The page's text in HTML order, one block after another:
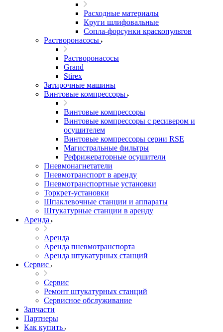
Расходные материалы
Круги шлифовальные
Сопла-форсунки краскопультов
Растворонасосы
Растворонасосы
Grand
Stirex
Затирочные машины
Винтовые компрессоры
Винтовые компрессоры
Винтовые компрессоры с ресивером и
осушителем
Винтовые компрессоры серии RSE
Магистральные фильтры
Рефрижераторные осушители
Пневмонагнетатели
Пневмотранспорт в аренду
Пневмотранспортные установки
Торкрет-установки
Шпаклевочные станции и аппараты
Штукатурные станции в аренду
Аренда
Аренда
Аренда пневмотранспорта
Аренда штукатурных станций
Сервис
Сервис
Ремонт штукатурных станций
Сервисное обслуживание
Запчасти
Партнеры
Как купить